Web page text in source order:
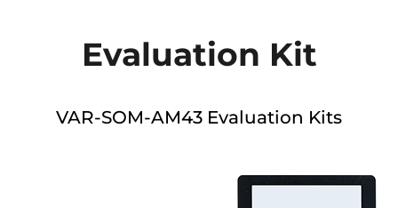
Evaluation Kit
VAR-SOM-AM43 Evaluation Kits